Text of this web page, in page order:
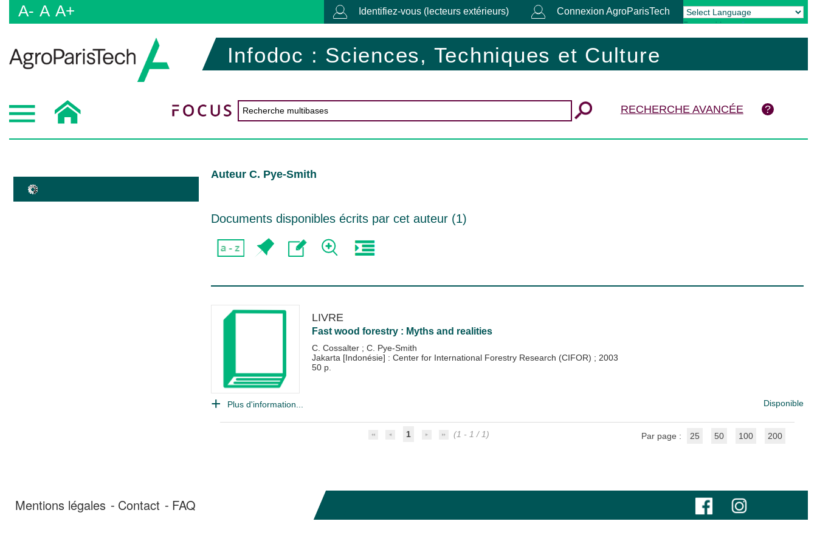
A- A A+ Identifiez-vous (lecteurs extérieurs) Connexion AgroParisTech
Powered by Translate
Infodoc : Sciences, Techniques et Culture
RECHERCHE AVANCÉE
Auteur C. Pye-Smith
Documents disponibles écrits par cet auteur (1)
LIVRE
Fast wood forestry : Myths and realities
C. Cossalter ; C. Pye-Smith
Jakarta [Indonésie] : Center for International Forestry Research (CIFOR) ; 2003
50 p.
Plus d'information... Disponible
1 (1 - 1 / 1) Par page : 25 50 100 200
Mentions légales Contact FAQ